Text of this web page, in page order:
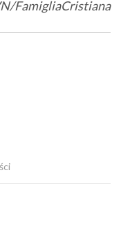
FamigliaCristiana